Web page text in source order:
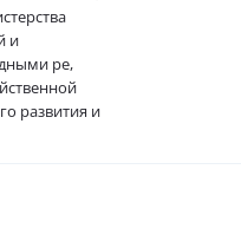
и
ре,
развития и